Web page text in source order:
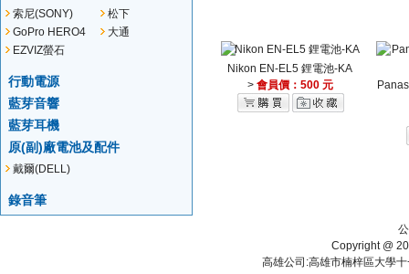
索尼(SONY)
松下
(Panasonic)
GoPro HERO4
大通
EZVIZ螢石
行動電源
藍芽音響
藍芽耳機
原(副)廠電池及配件
戴爾(DELL)
錄音筆
Nikon EN-EL5 鋰電池-KA
> 會員價：500 元
Copyright @
高雄公司:高雄市楠梓區大學